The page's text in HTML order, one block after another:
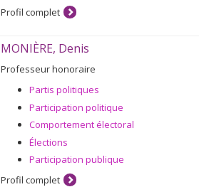
cette fin, l’analyse observe cette réalité qui
sécularisation est bien engagé.
Profil complet
MONIÈRE, Denis
Professeur honoraire
Partis politiques
Participation politique
Comportement électoral
Élections
Participation publique
Profil complet